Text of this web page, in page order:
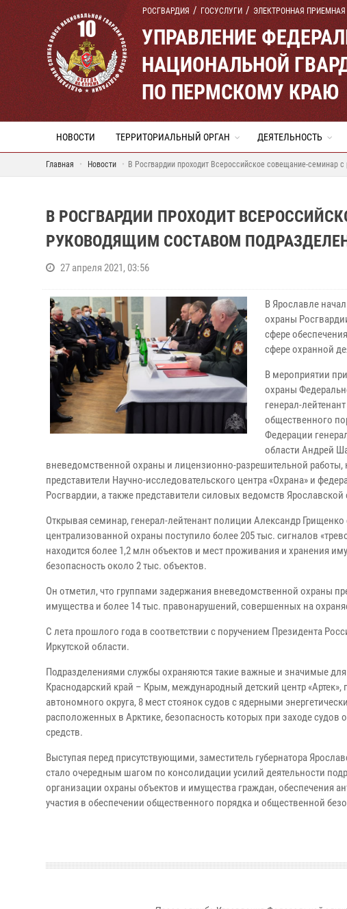
РОСГВАРДИЯ ГОСУСЛУГИ ЭЛЕКТРОННАЯ ПРИЕМНАЯ
УПРАВЛЕНИЕ
НАЦИОНАЛЬНОЙ
ПО ПЕРМСКОМУ КРАЮ
НОВОСТИ ТЕРРИТОРИАЛЬНЫЙ ОРГАН ДЕЯТЕЛЬНОСТЬ
Главная Новости В Росгвардии проходит Всероссийское совещание-семинар
В РОСГВАРДИИ ПРОХОДИТ
РУКОВОДЯЩИМ СОСТАВОМ
27 апреля 2021, 03:56
В Ярославле
охраны
сфере
сфере охранной
В мероприятии
охраны
генерал-
общественного
Федерации
области Андрей
вневедомственной охраны и лицензионно-разрешительной
представители Научно-исследовательского центра «Охрана» и
Росгвардии, а также представители силовых ведомств Ярославской
Открывая семинар, генерал-лейтенант полиции Александр Грищенко
централизованной охраны поступило более 205 тыс. сигналов
находится более 1,2 млн объектов и мест проживания и хранения
безопасность около 2 тыс. объектов.
Он отметил, что группами задержания вневедомственной охраны
имущества и более 14 тыс. правонарушений, совершенных на
С лета прошлого года в соответствии с поручением Президента
Иркутской области.
Подразделениями службы охраняются такие важные и значимые
Краснодарский край – Крым, международный детский центр «Артек»,
автономного округа, 8 мест стоянок судов с ядерными
расположенных в Арктике, безопасность которых при заходе
средств.
Выступая перед присутствующими, заместитель губернатора
стало очередным шагом по консолидации усилий деятельности
организации охраны объектов и имущества граждан, обеспечения
участия в обеспечении общественного порядка и общественной